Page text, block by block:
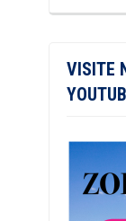
VISITE